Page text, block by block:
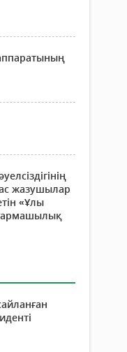
жазушылар
«Ұлы